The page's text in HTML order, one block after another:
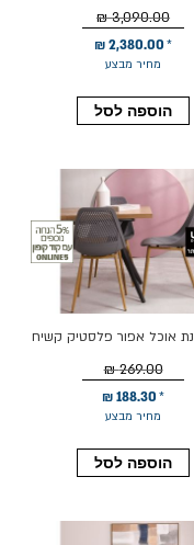
מחיר מבצע
2,380.00 ₪
3,090.00 ₪
הוספה לסל
אוכל אפור פלסטיק קשיח
מחיר מבצע
188.30 ₪
269.00 ₪
הוספה לסל